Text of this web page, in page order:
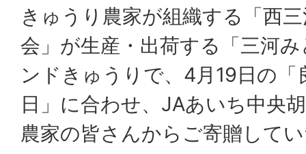
きゅうり農家が組織する「西
会」が生産・出荷する「三河
ンドきゅうりで、4月19日の
日」に合わせ、JAあいち中央
農家の皆さんからご寄贈して